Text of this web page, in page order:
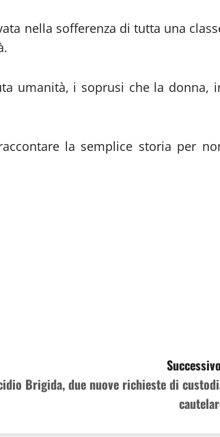
nella sofferenza di tutta una
umanità, i soprusi che la donna,
la semplice storia per
Brigida, due nuove richieste di